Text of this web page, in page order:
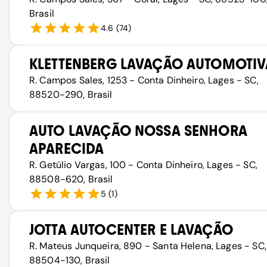
Brasil
4.6 (74)
KLETTENBERG LAVAÇÃO
R. Campos Sales, 1253 - Conta Dinheiro, Lages - SC,
88520-290, Brasil
AUTO LAVAÇÃO NOSSA SENHORA
APARECIDA
R. Getúlio Vargas, 100 - Conta Dinheiro, Lages - SC,
88508-620, Brasil
5 (1)
JOTTA AUTOCENTER E LAVAÇÃO
R. Mateus Junqueira, 890 - Santa Helena, Lages - SC,
88504-130, Brasil